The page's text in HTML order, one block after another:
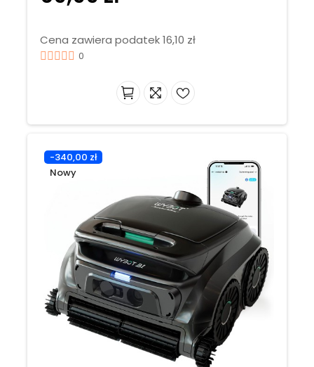
Cena zawiera podatek 16,10 zł
0
-340,00 zł
Nowy